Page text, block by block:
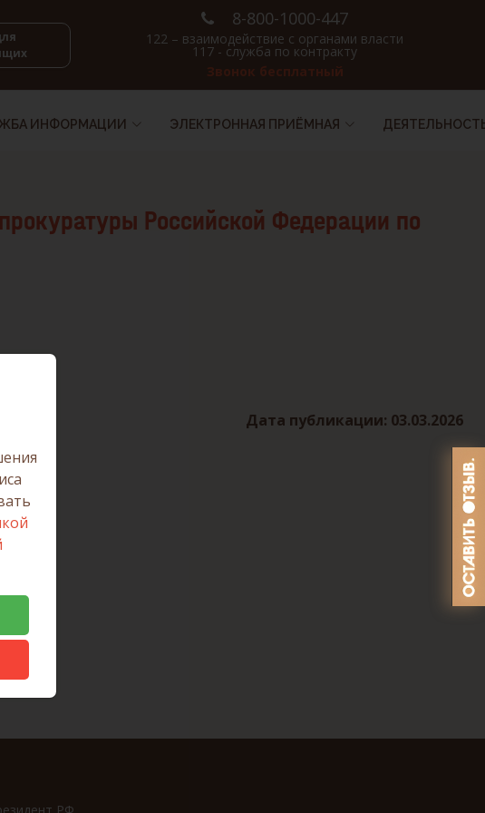
8-800-1000-447
122 – взаимодействие с органами власти
117 - служба по контракту
Звонок бесплатный
ИНФОРМАЦИИ ЭЛЕКТРОННАЯ ПРИЁМНАЯ
Российской Федерации по
Дата публикации: 03.03.2026